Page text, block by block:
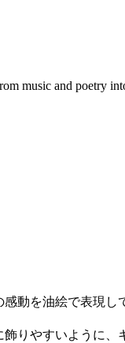
music and poetry
動を油絵で表現し
りやすいように、